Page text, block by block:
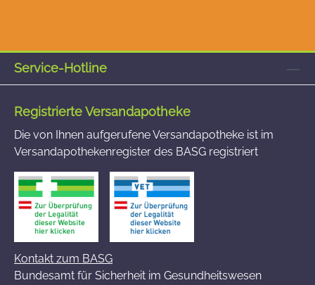
Service-Hotline
Registrierte Versandapotheke
Die von Ihnen aufgerufene Versandapotheke ist im
Versandapothekenregister des BASG registriert
Kontakt zum BASG
Bundesamt für Sicherheit im Gesundheitswesen